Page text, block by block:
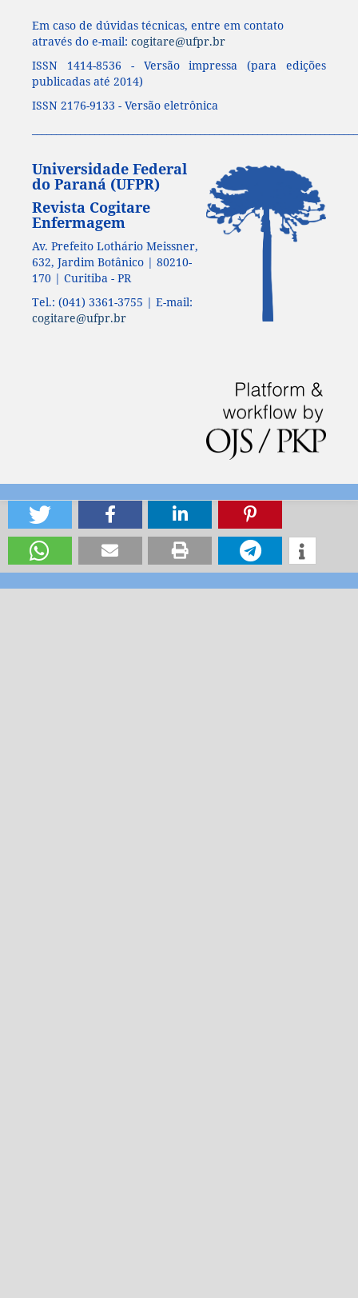
Em caso de dúvidas técnicas, entre em contato
através do e-mail: cogitare@ufpr.br
ISSN 1414-8536 - Versão impressa (para edições
publicadas até 2014)
ISSN 2176-9133 - Versão eletrônica
Universidade Federal
do Paraná (UFPR)
Revista Cogitare
Enfermagem
Av. Prefeito Lothário Meissner,
632, Jardim Botânico | 80210-
170 | Curitiba - PR
Tel.: (041) 3361-3755 | E-mail:
cogitare@ufpr.br